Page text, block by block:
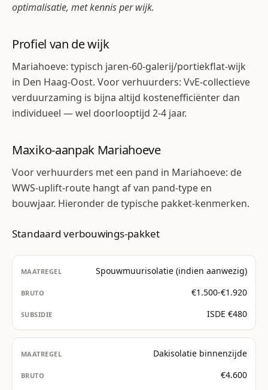
optimalisatie, met kennis per wijk.
Profiel van de wijk
Mariahoeve: typisch jaren-60-galerij/portiekflat-wijk
in Den Haag-Oost. Voor verhuurders: VvE-collectieve
verduurzaming is bijna altijd kostenefficiënter dan
individueel — wel doorlooptijd 2-4 jaar.
Maxiko-aanpak Mariahoeve
Voor verhuurders met een pand in Mariahoeve: de
WWS-uplift-route hangt af van pand-type en
bouwjaar. Hieronder de typische pakket-kenmerken.
Standaard verbouwings-pakket
Spouwmuurisolatie (indien aanwezig)
€1.500-€1.920
ISDE €480
Dakisolatie binnenzijde
€4.600